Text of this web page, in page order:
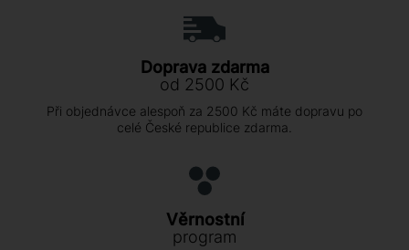
Doprava zdarma
od 2500 Kč
Při objednávce alespoň za 2500 Kč máte dopravu po
celé České republice zdarma.
Věrnostní
program